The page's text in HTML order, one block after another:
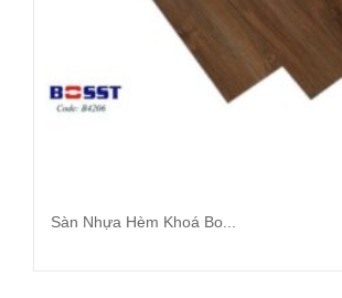
Sàn Nhựa Hèm Khoá Bo...